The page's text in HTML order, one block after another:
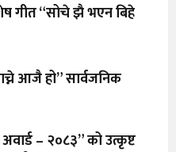
गीत “सोचे झै भएन बिहे
आजै हो” सार्वजनिक
अवार्ड – २०८३” को उत्कृष्ट